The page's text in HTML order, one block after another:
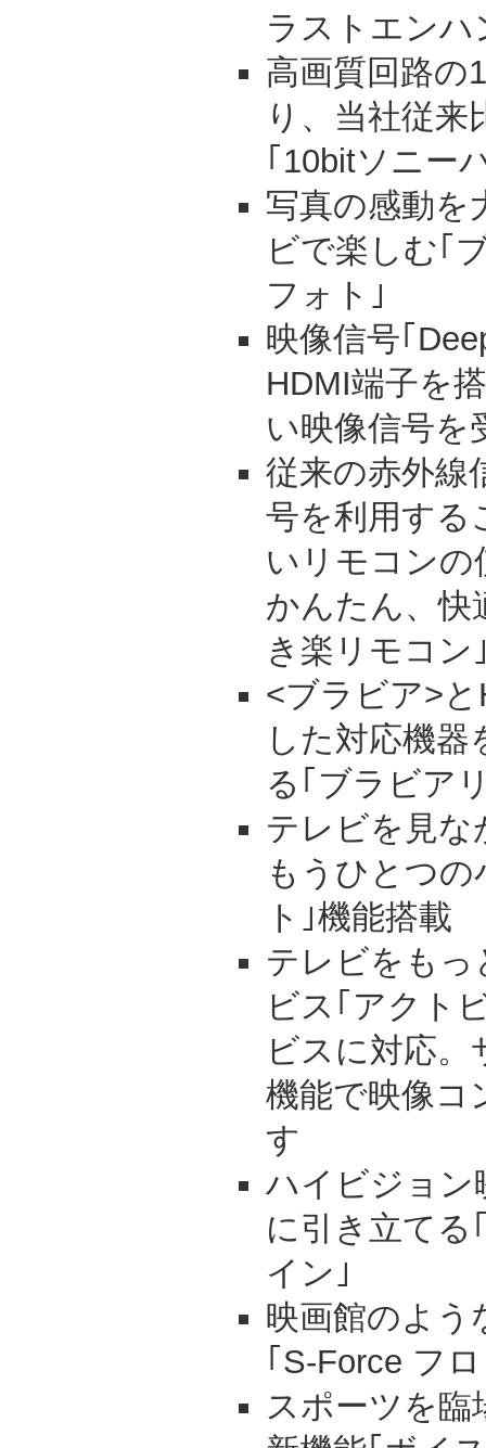
ラストエンハ
高画質回路の
り、当社従来
｢10bitソニー
写真の感動を
ビで楽しむ｢
フォト｣
映像信号｢
HDMI端子を
い映像信号を
従来の赤外線
号を利用する
いリモコンの
かんたん、快
き楽リモコン
<ブラビア>
した対応機
る｢ブラビア
テレビを見な
もうひとつ
ト｣機能搭載
テレビをも
ビス｢アクト
ビスに対応
機能で映像コ
す
ハイビジョン
に引き立てる
イン｣
映画館のよう
｢S-Force フ
スポーツを臨